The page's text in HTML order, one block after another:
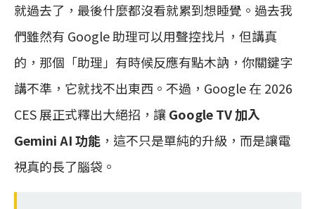
就過去了，最後什麼都沒看就累到想睡覺。過去我
們雖然有 Google 助理可以用聲控找片，但講真
的，那個「助理」有時候反應有點木訥，你關鍵字
講不準，它就找不出東西。不過，Google 在 2026
CES 展正式釋出大絕招，讓Google TV 加入
Gemini AI 功能 ，這不只是單純的升級，而是讓電
視真的長了腦袋。